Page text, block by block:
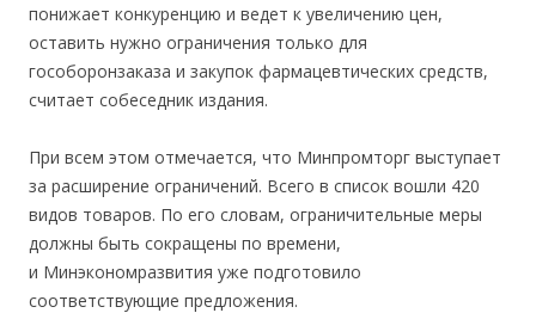
понижает конкуренцию и ведет к увеличению цен,
оставить нужно ограничения только для
гособоронзаказа и закупок фармацевтических средств,
считает собеседник издания.
При всем этом отмечается, что Минпромторг выступает
за расширение ограничений. Всего в список вошли 420
видов товаров. По его словам, ограничительные меры
должны быть сокращены по времени,
и Минэкономразвития уже подготовило
соответствующие предложения.